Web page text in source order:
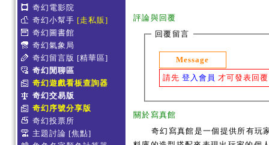
奇幻電影院
奇幻小幫手 [走私販]
奇幻圖書館
奇幻氣象局
奇幻留言版 [精華區]
奇幻閒聊區
奇幻遊戲看板查詢器
奇幻交易版
奇幻序號分享版
奇幻投票所
主題討論 [焦點]
評論與回覆
回覆留言
Message
請先 登入會員 才可發表回
關於寫真館
奇幻寫真館是一個提供所有玩